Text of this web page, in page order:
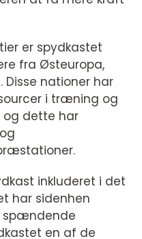
er spydkastet
fra Østeuropa,
Disse nationer har
i træning og
og dette har
inkluderet i det
har sidenhen
spændende
en af de